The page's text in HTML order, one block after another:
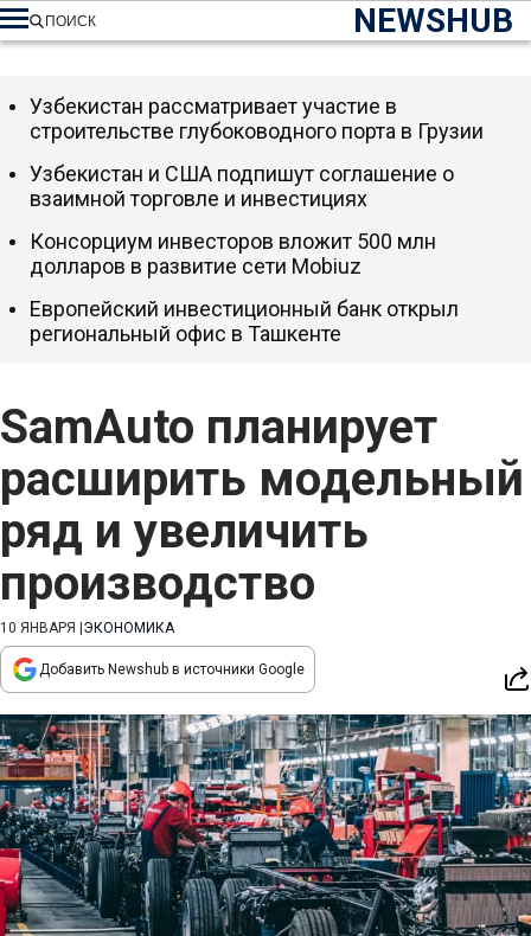
NEWSHUB
ПОИСК
SamAuto планирует
расширить модельный
ряд и увеличить
производство
10 ЯНВАРЯ ЭКОНОМИКА
Добавить Newshub в источники Google
Узбекистан рассматривает участие в
строительстве глубоководного порта в Грузии
Узбекистан и США подпишут соглашение о
взаимной торговле и инвестициях
Консорциум инвесторов вложит 500 млн
долларов в развитие сети Mobiuz
Европейский инвестиционный банк открыл
региональный офис в Ташкенте